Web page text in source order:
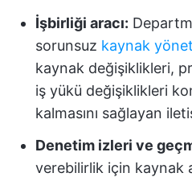
İşbirliği aracı:
sorunsuz kaynak
kaynak değişiklikleri,
iş yükü değişiklikleri
kalmasını sağlayan
Denetim izleri ve
verebilirlik için kaynak